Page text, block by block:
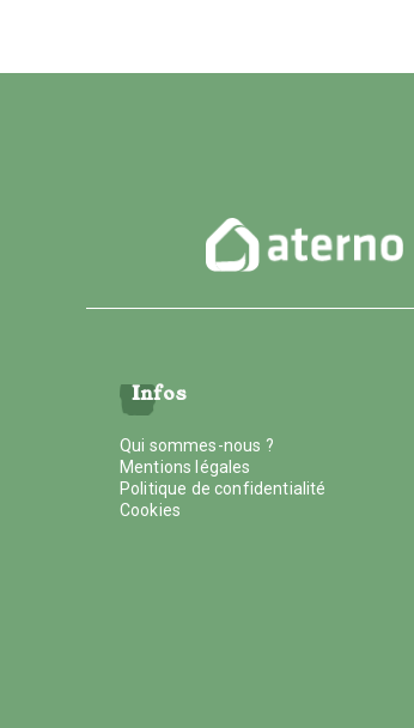
Infos
Qui sommes-nous ?
Mentions légales
Politique de confidentialité
Cookies